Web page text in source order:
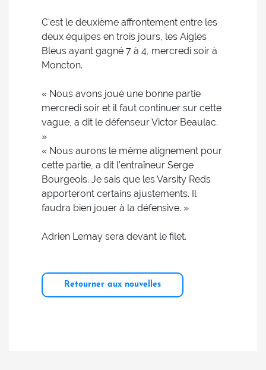
C’est le deuxième affrontement entre les
deux équipes en trois jours, les Aigles
Bleus ayant gagné 7 à 4, mercredi soir à
Moncton.
« Nous avons joué une bonne partie
mercredi soir et il faut continuer sur cette
vague, a dit le défenseur Victor Beaulac.
»
« Nous aurons le même alignement pour
cette partie, a dit l’entraîneur Serge
Bourgeois. Je sais que les Varsity Reds
apporteront certains ajustements. Il
faudra bien jouer à la défensive. »
Adrien Lemay sera devant le filet.
Retourner aux nouvelles